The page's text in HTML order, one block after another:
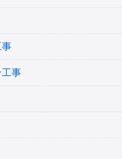
事
事